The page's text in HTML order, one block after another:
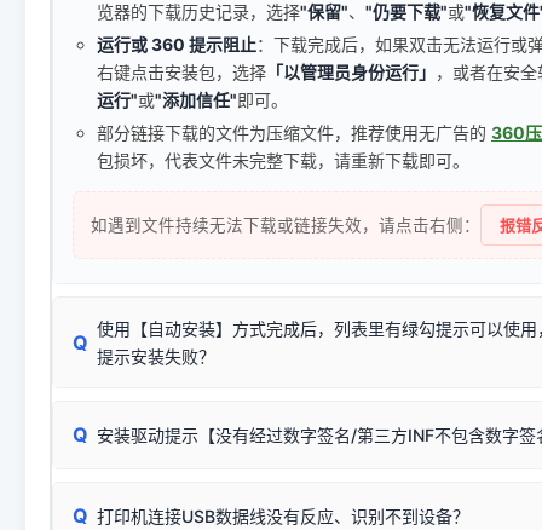
览器的下载历史记录，选择"保留"、 "仍要下载"或"恢复文
运行或 360 提示阻止：下载完成后，如果双击无法运行或
右键点击安装包，选择 「以管理员身份运行」 ，或者在安
运行"或"添加信任"即可。
部分链接下载的文件为压缩文件，推荐使用无广告的 360
包损坏，代表文件未完整下载，请重新下载即可。
如遇到文件持续无法下载或链接失效，请点击右侧： 报错
Q
使用【自动安装】方式完成后，列表里有绿勾提示可以使
提示安装失败？
由于本站驱动包集成了32位和64位驱动，自动安装程序在运
✔ 可以使用了 ：代表与您当
Q 安装驱动提示【没有经过数字签名/第三方INF不包含数字
往往会弹出此类提示。
Q 打印机连接USB数据线没有反应、识别不到设备？